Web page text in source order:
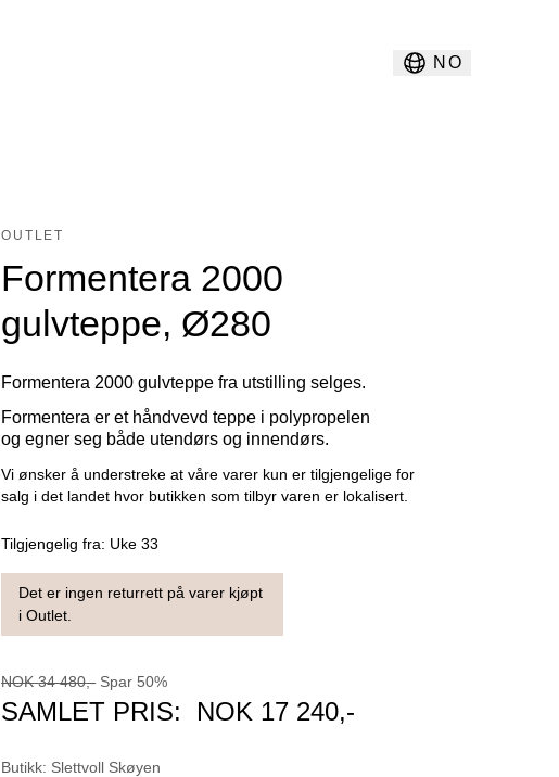
NO
OUTLET
Formentera 2000
gulvteppe, Ø280
Formentera 2000 gulvteppe fra utstilling selges.
Formentera er et håndvevd teppe i polypropelen
og egner seg både utendørs og innendørs.
Vi ønsker å understreke at våre varer kun er tilgjengelige for
salg i det landet hvor butikken som tilbyr varen er lokalisert.
Tilgjengelig fra: Uke 33
Det er ingen returrett på varer kjøpt
i Outlet.
NOK 34 480,- Spar 50%
SAMLET PRIS: NOK 17 240,-
Butikk: Slettvoll Skøyen